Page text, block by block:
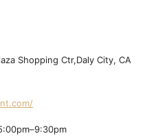
Shopping Ctr,Daly City, CA